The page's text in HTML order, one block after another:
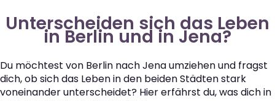
Unterscheiden sich das Leben
in Berlin und in Jena?
Du möchtest von Berlin nach Jena umziehen und fragst
dich, ob sich das Leben in den beiden Städten stark
voneinander unterscheidet? Hier erfährst du, was dich in